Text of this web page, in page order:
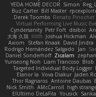
YEDA HOME DECOR Simon
Buz Carter Bill Master
Derek Toombs Renato Pinochet
Virtual Performing Live Music
Cyndersanity Petr Fořt disiboi
大海 久我 lilith Joshua Hickman
Axiom
Stefan Knaak David Jindra
Rodrigo Hernández Salgado
Jan
Daniel Sonderhoff Zicalam
Yunseong Noh Liam Trancoso Blob
Targeted Individual Body Logger
Elanor la Vova Diakur Jaden
Thor Ragnaros Antoine Daubas
Nick Smith AMcCarroll high
ElUltimo DeLaFila Yousick